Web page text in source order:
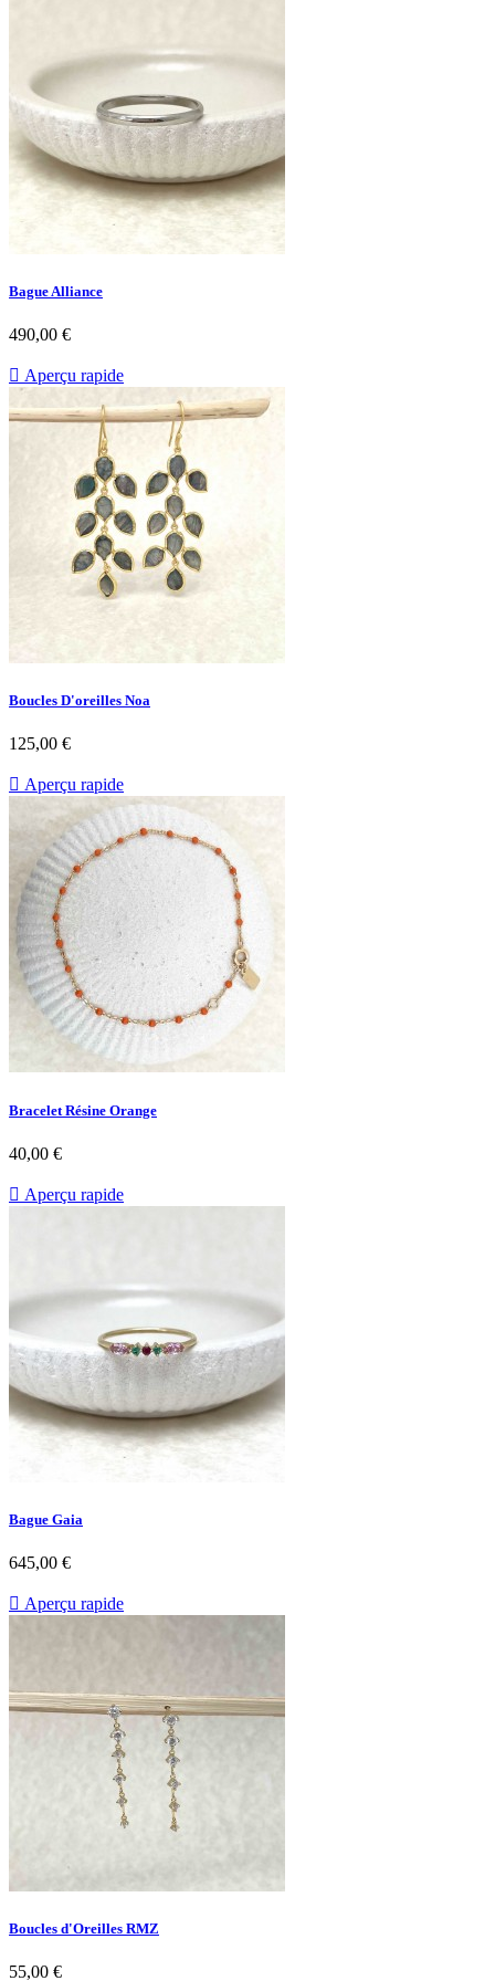
Bague Alliance
Prix
490,00 €
 Aperçu rapide
Boucles D'oreilles Noa
Prix
125,00 €
 Aperçu rapide
Bracelet Résine Orange
Prix
40,00 €
 Aperçu rapide
Bague Gaia
Prix
645,00 €
 Aperçu rapide
Boucles d'Oreilles RMZ
Prix
55,00 €